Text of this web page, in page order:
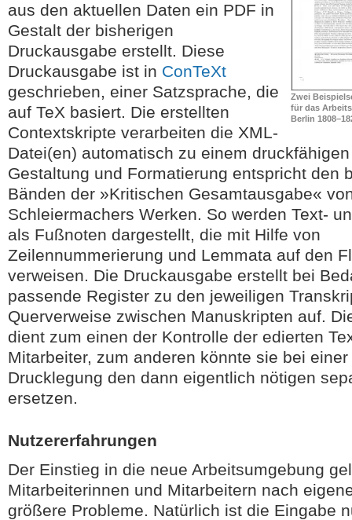
Zwei
für das
Berlin
aus den aktuellen Daten ein PDF in
Gestalt der bisherigen
Druckausgabe erstellt. Diese
Druckausgabe ist in ConTeXt
geschrieben, einer Satzsprache, die
auf TeX basiert. Die erstellten
Contextskripte verarbeiten die XML-
Datei(en) automatisch zu einem
Gestaltung und Formatierung entspricht den
Bänden der »Kritischen Gesamtausgabe«
Schleiermachers Werken. So werden Text-
als Fußnoten dargestellt, die mit Hilfe von
Zeilennummerierung und Lemmata auf den
verweisen. Die Druckausgabe erstellt bei
passende Register zu den jeweiligen
Querverweise zwischen Manuskripten auf.
dient zum einen der Kontrolle der edierten
Mitarbeiter, zum anderen könnte sie bei
Drucklegung den dann eigentlich nötigen
ersetzen.
Nutzererfahrungen
Der Einstieg in die neue Arbeitsumgebung
Mitarbeiterinnen und Mitarbeitern nach
größere Probleme. Natürlich ist die Eingabe